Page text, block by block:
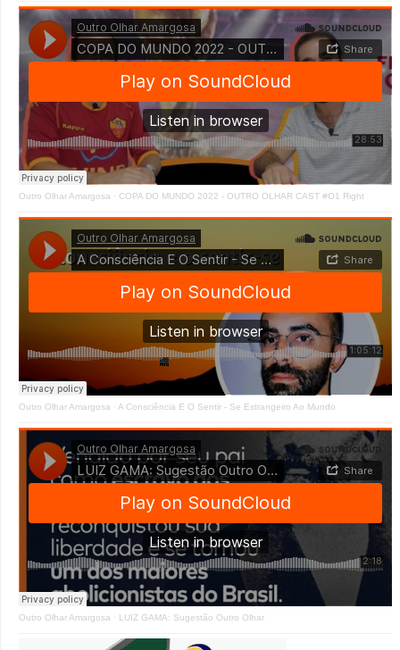
Outro Olhar Amargosa · COPA DO MUNDO 2022 - OUTRO OLHAR CAST #O1 Right
Outro Olhar Amargosa · A Consciência E O Sentir - Se Estrangeiro Ao Mundo
Outro Olhar Amargosa · LUIZ GAMA: Sugestão Outro Olhar